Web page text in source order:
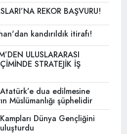
REKOR BAŞVURU!
kandırıldık itirafı!
ULUSLARARASI
STRATEJİK İŞ
dua edilmesine
Müslümanlığı şüphelidir
Dünya Gençliğini